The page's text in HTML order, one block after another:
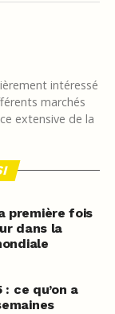
intéressé
marchés
extensive de la
première fois
dans la
ce qu’on a